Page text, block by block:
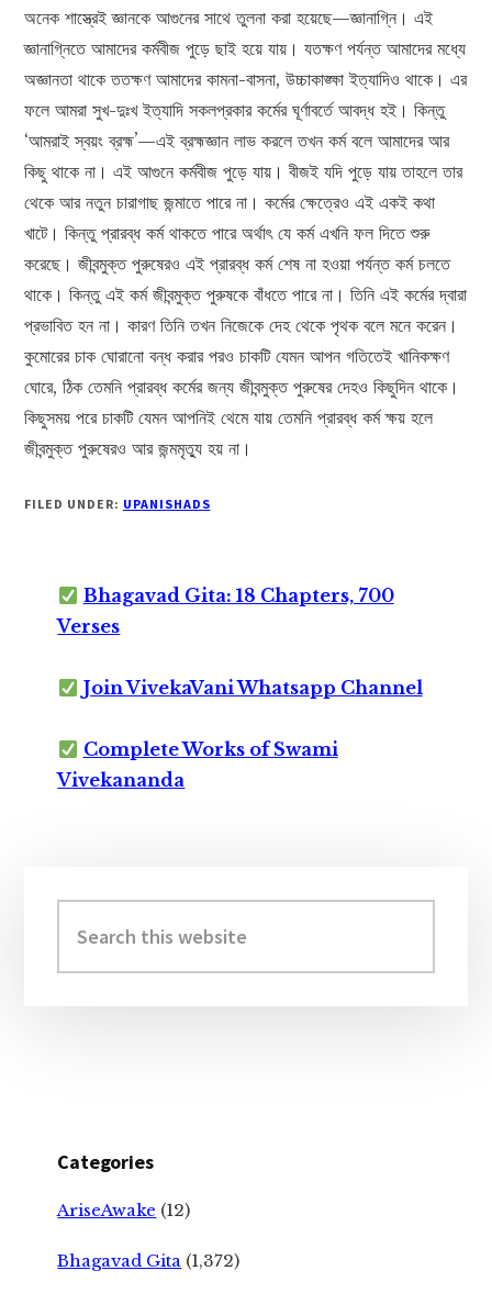
অনেক শাস্ত্রেই জ্ঞানকে আগুনের সাথে তুলনা করা হয়েছে—জ্ঞানাগ্নি। এই
জ্ঞানাগ্নিতে আমাদের কর্মবীজ পুড়ে ছাই হয়ে যায়। যতক্ষণ পর্যন্ত আমাদের মধ্যে
অজ্ঞানতা থাকে ততক্ষণ আমাদের কামনা-বাসনা, উচ্চাকাঙ্ক্ষা ইত্যাদিও থাকে। এর
ফলে আমরা সুখ-দুঃখ ইত্যাদি সকলপ্রকার কর্মের ঘূর্ণাবর্তে আবদ্ধ হই। কিন্তু
‘আমরাই স্বয়ং ব্রহ্ম’—এই ব্রহ্মজ্ঞান লাভ করলে তখন কর্ম বলে আমাদের আর
কিছু থাকে না। এই আগুনে কর্মবীজ পুড়ে যায়। বীজই যদি পুড়ে যায় তাহলে তার
থেকে আর নতুন চারাগাছ জন্মাতে পারে না। কর্মের ক্ষেত্রেও এই একই কথা
খাটে। কিন্তু প্রারব্ধ কর্ম থাকতে পারে অর্থাৎ যে কর্ম এখনি ফল দিতে শুরু
করেছে। জীবন্মুক্ত পুরুষেরও এই প্রারব্ধ কর্ম শেষ না হওয়া পর্যন্ত কর্ম চলতে
থাকে। কিন্তু এই কর্ম জীবন্মুক্ত পুরুষকে বাঁধতে পারে না। তিনি এই কর্মের দ্বারা
প্রভাবিত হন না। কারণ তিনি তখন নিজেকে দেহ থেকে পৃথক বলে মনে করেন।
কুমোরের চাক ঘোরানো বন্ধ করার পরও চাকটি যেমন আপন গতিতেই খানিকক্ষণ
ঘোরে, ঠিক তেমনি প্রারব্ধ কর্মের জন্য জীবন্মুক্ত পুরুষের দেহও কিছুদিন থাকে।
কিছুসময় পরে চাকটি যেমন আপনিই থেমে যায় তেমনি প্রারব্ধ কর্ম ক্ষয় হলে
জীবন্মুক্ত পুরুষেরও আর জন্মমৃত্যু হয় না।
FILED UNDER: UPANISHADS
Bhagavad Gita: 18 Chapters, 700
Verses
Join VivekaVani Whatsapp Channel
Complete Works of Swami
Vivekananda
Sidebar
this
website
Categories
AriseAwake (12)
Bhagavad Gita (1,372)